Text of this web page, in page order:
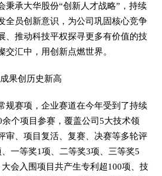
秉承大华股份“创新人才战略”，持续
全员创新意识，为公司巩固核心竞争
、推动科技平权探寻更多有价值的技
汇中，用创新点燃世界。
果创历史新高
赛项，企业赛道在今年受到了持续
个项目参赛，覆盖公司5大技术领
审、项目复活、复赛、决赛等多轮评
一等奖1项、二等奖3项、三等奖5
会入围项目共产生专利超100项、技